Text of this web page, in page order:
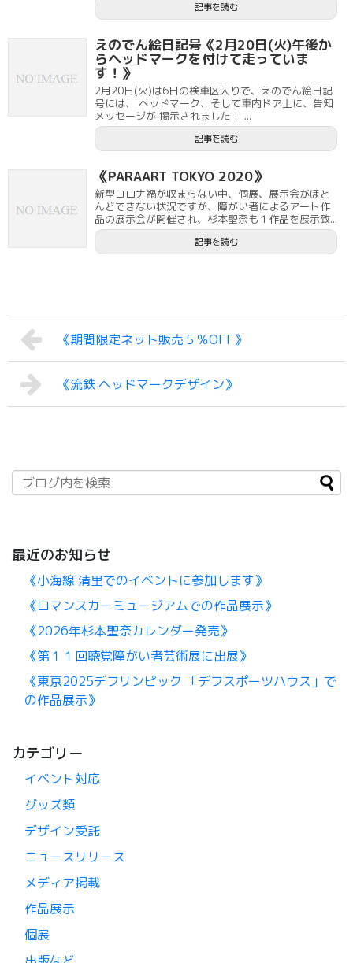
記事を読む
えのでん絵日記号《2月20日(火)午後か
らヘッドマークを付けて走っていま
す！》
2月20日(火)は6日の検車区入りで、えのでん絵日記
号には、 ヘッドマーク、そして車内ドア上に、告知
メッセージが 掲示されました！ ...
記事を読む
《PARAART TOKYO 2020》
新型コロナ禍が収まらない中、個展、展示会がほと
んどできない状況ですが、障がい者によるアート作
品の展示会が開催され、杉本聖奈も１作品を展示致...
記事を読む
《期間限定ネット販売５％OFF》
《流鉄 ヘッドマークデザイン》
最近のお知らせ
《小海線 清里でのイベントに参加します》
《ロマンスカーミュージアムでの作品展示》
《2026年杉本聖奈カレンダー発売》
《第１１回聴覚障がい者芸術展に出展》
《東京2025デフリンピック 「デフスポーツハウス」で
の作品展示》
カテゴリー
イベント対応
グッズ類
デザイン受託
ニュースリリース
メディア掲載
作品展示
個展